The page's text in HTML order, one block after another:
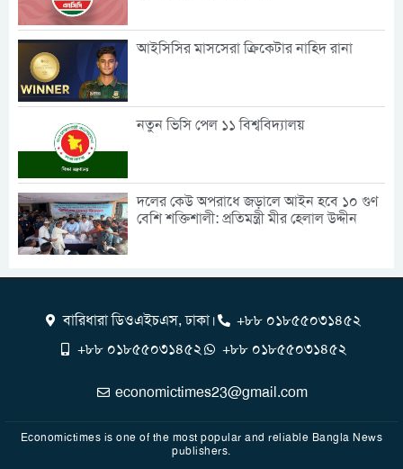
আইসিসির মাসসেরা ক্রিকেটার নাহিদ রানা
নতুন ভিসি পেল ১১ বিশ্ববিদ্যালয়
দলের কেউ অপরাধে জড়ালে আইন হবে ১০ গুণ
বেশি শক্তিশালী: প্রতিমন্ত্রী মীর হেলাল উদ্দীন
বারিধারা ডিওএইচএস, ঢাকা।
+৮৮ ০১৮৫৫০৩১৪৫২
+৮৮ ০১৮৫৫০৩১৪৫২
+৮৮ ০১৮৫৫০৩১৪৫২
economictimes23@gmail.com
Economictimes is one of the most popular and reliable Bangla News
publishers.